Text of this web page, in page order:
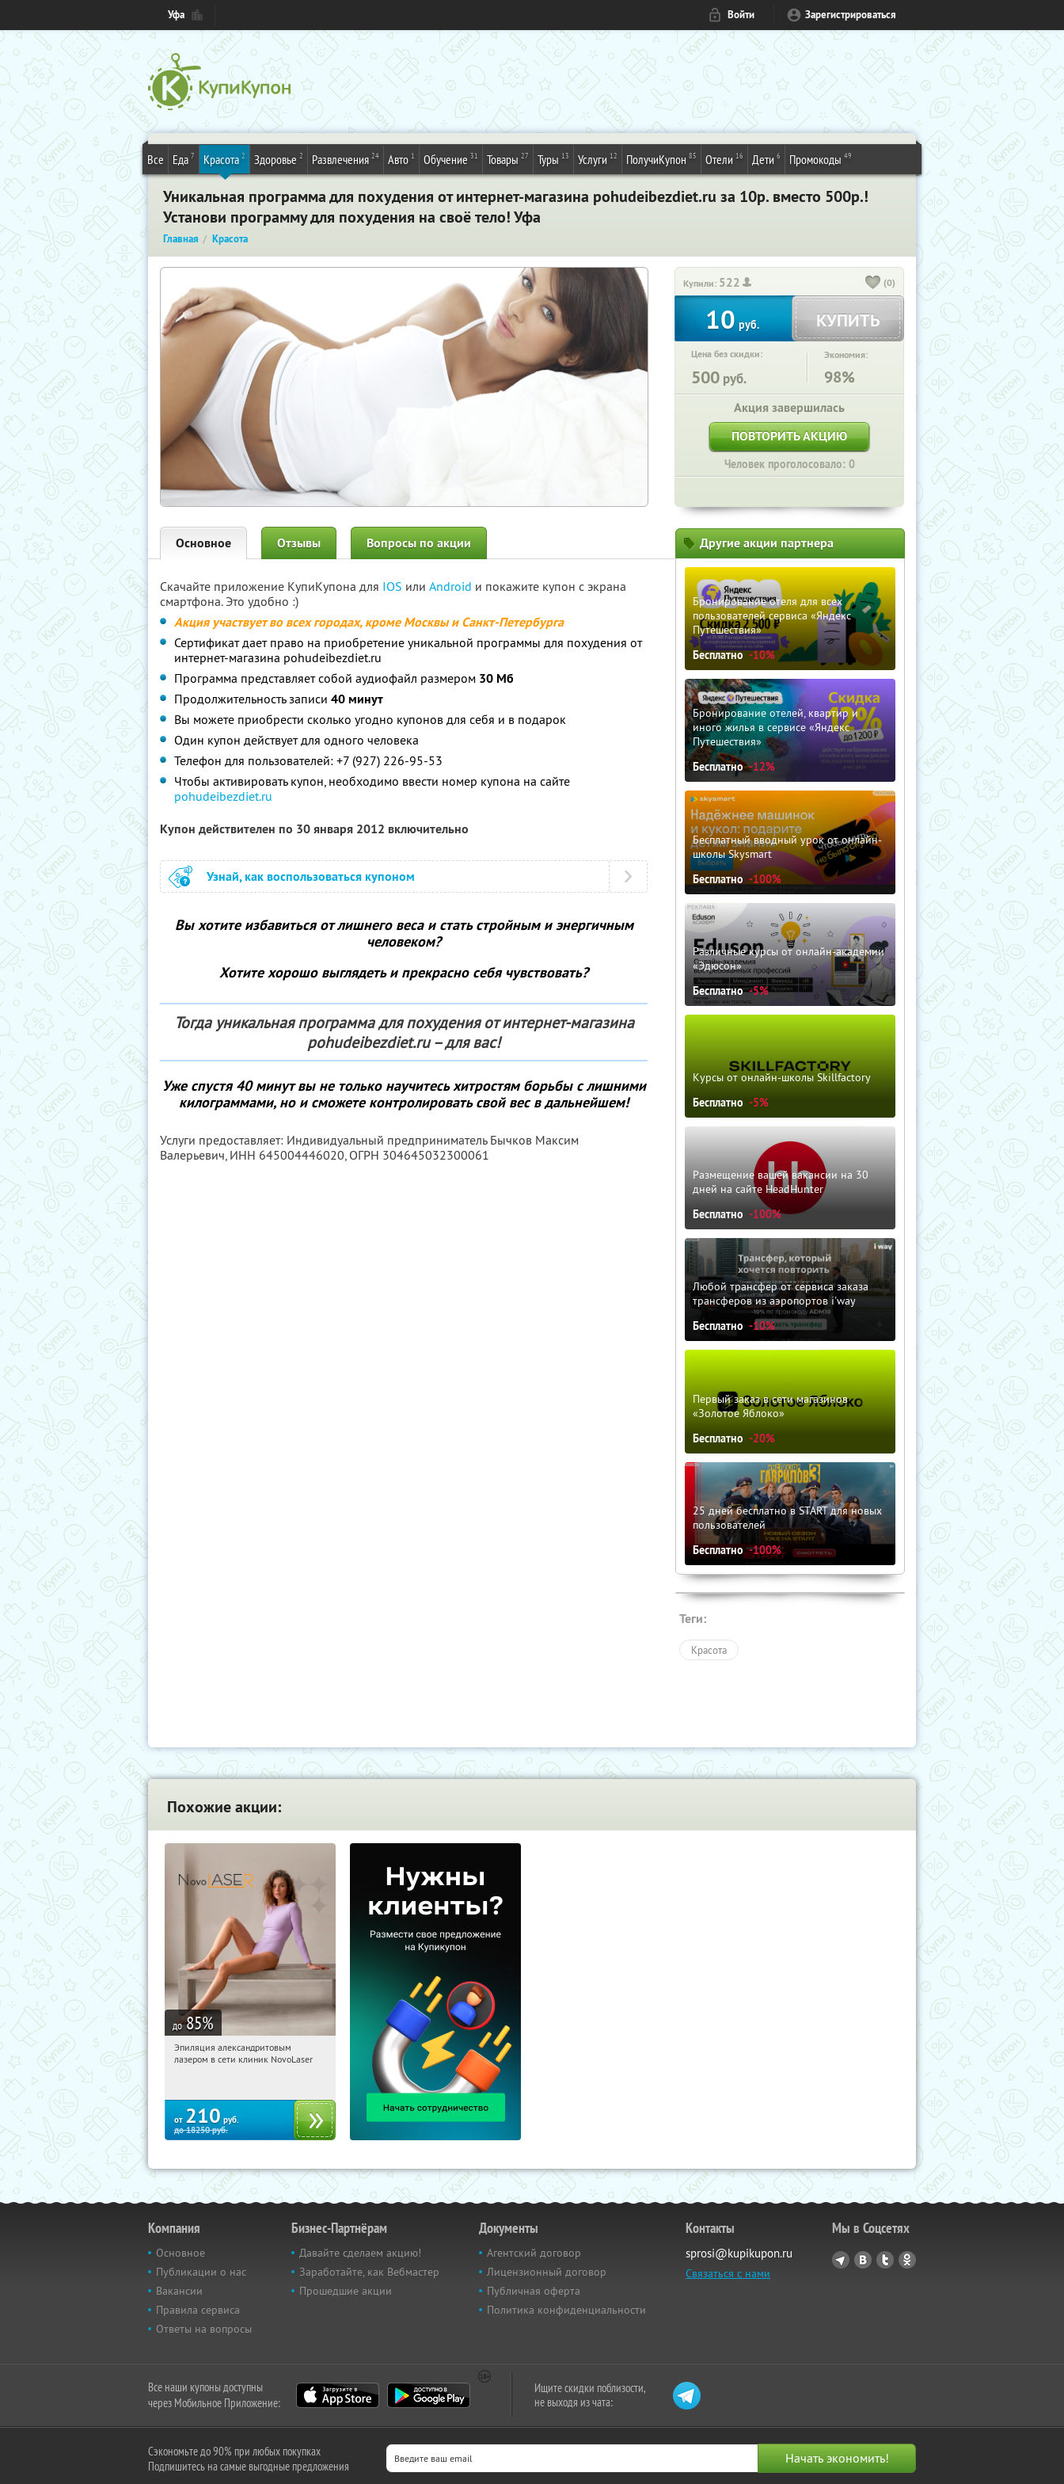
Уфа Войти Зарегистрироваться
Все Еда 7 Красота 2 Здоровье 2 Развлечения 24 Авто 1 Обучение 31 Товары 27 Туры 13 Услуги 12 ПолучиКупон 85 Отели 16 Дети 6 Промокоды 49
Уникальная программа для похудения от интернет-магазина pohudeibezdiet.ru за 10р. вместо 500р.!
Установи программу для похудения на своё тело! Уфа
Главная Красота
Купили: 522 (0)
10 руб. КУПИТЬ
Цена без скидки:
500 руб.
Экономия:
98%
Акция завершилась
ПОВТОРИТЬ АКЦИЮ
Человек проголосовало: 0
Основное Отзывы Вопросы по акции
Скачайте приложение КупиКупона для IOS или Android и покажите купон с экрана
смартфона. Это удобно :)
Акция участвует во всех городах, кроме Москвы и Санкт-Петербурга
Сертификат дает право на приобретение уникальной программы для похудения от
интернет-магазина pohudeibezdiet.ru
Программа представляет собой аудиофайл размером 30 Мб
Продолжительность записи 40 минут
Вы можете приобрести сколько угодно купонов для себя и в подарок
Один купон действует для одного человека
Телефон для пользователей: +7 (927) 226-95-53
Чтобы активировать купон, необходимо ввести номер купона на сайте
pohudeibezdiet.ru
Купон действителен по 30 января 2012 включительно
Узнай, как воспользоваться купоном
Вы хотите избавиться от лишнего веса и стать стройным и энергичным
человеком?
Хотите хорошо выглядеть и прекрасно себя чувствовать?
Тогда уникальная программа для похудения от интернет-магазина
pohudeibezdiet.ru – для вас!
Уже спустя 40 минут вы не только научитесь хитростям борьбы с лишними
килограммами, но и сможете контролировать свой вес в дальнейшем!
Услуги предоставляет: Индивидуальный предприниматель Бычков Максим
Валерьевич, ИНН 645004446020, ОГРН 304645032300061
Другие акции партнера
Бронирование отеля для всех
пользователей сервиса «Яндекс
Путешествия»
Бесплатно -10%
Бронирование отелей, квартир и
иного жилья в сервисе «Яндекс
Путешествия»
Бесплатно -12%
Бесплатный вводный урок от онлайн-
школы Skysmart
Бесплатно -100%
Различные курсы от онлайн-академии
«Эдюсон»
Бесплатно -5%
Курсы от онлайн-школы Skillfactory
Бесплатно -5%
Размещение вашей вакансии на 30
дней на сайте HeadHunter
Бесплатно -100%
Любой трансфер от сервиса заказа
трансферов из аэропортов i'way
Бесплатно -10%
Первый заказ в сети магазинов
«Золотое Яблоко»
Бесплатно -20%
25 дней бесплатно в START для новых
пользователей
Бесплатно -100%
Теги:
Красота
Похожие акции:
до 85%
08:14:26 Купили:
Эпиляция александритовым
лазером в сети клиник NovoLaser
от 210 руб.
до18250руб.
Компания
Основное
Публикации о нас
Вакансии
Правила сервиса
Ответы на вопросы
Бизнес-Партнёрам
Давайте сделаем акцию!
Заработайте, как Вебмастер
Прошедшие акции
Документы
Агентский договор
Лицензионный договор
Публичная оферта
Политика конфиденциальности
Контакты
sprosi@kupikupon.ru
Связаться с нами
Мы в Соцсетях
Все наши купоны доступны
через Мобильное Приложение:
Ищите скидки поблизости,
не выходя из чата:
Сэкономьте до 90% при любых покупках
Подпишитесь на самые выгодные предложения